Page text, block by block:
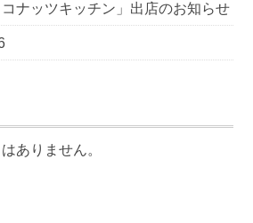
ナッツキッチン」出店のお知らせ
ありません。